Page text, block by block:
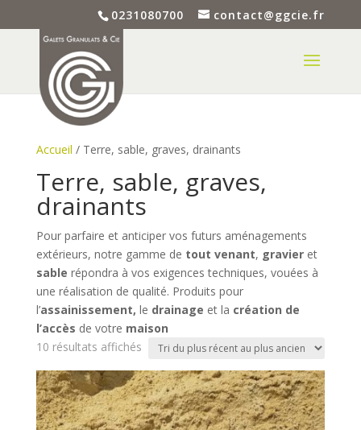
0231080700 contact@ggcie.fr
Accueil / Terre, sable, graves, drainants
Terre, sable, graves,
drainants
Pour parfaire et anticiper vos futurs aménagements
extérieurs, notre gamme de tout venant, gravieret
sable répondra à vos exigences techniques, vouées à
une réalisation de qualité. Produits pour
l’assainissement, le drainage et la création de
l’accès de votre maison
10 résultats affichésTrié
plus
récent
au